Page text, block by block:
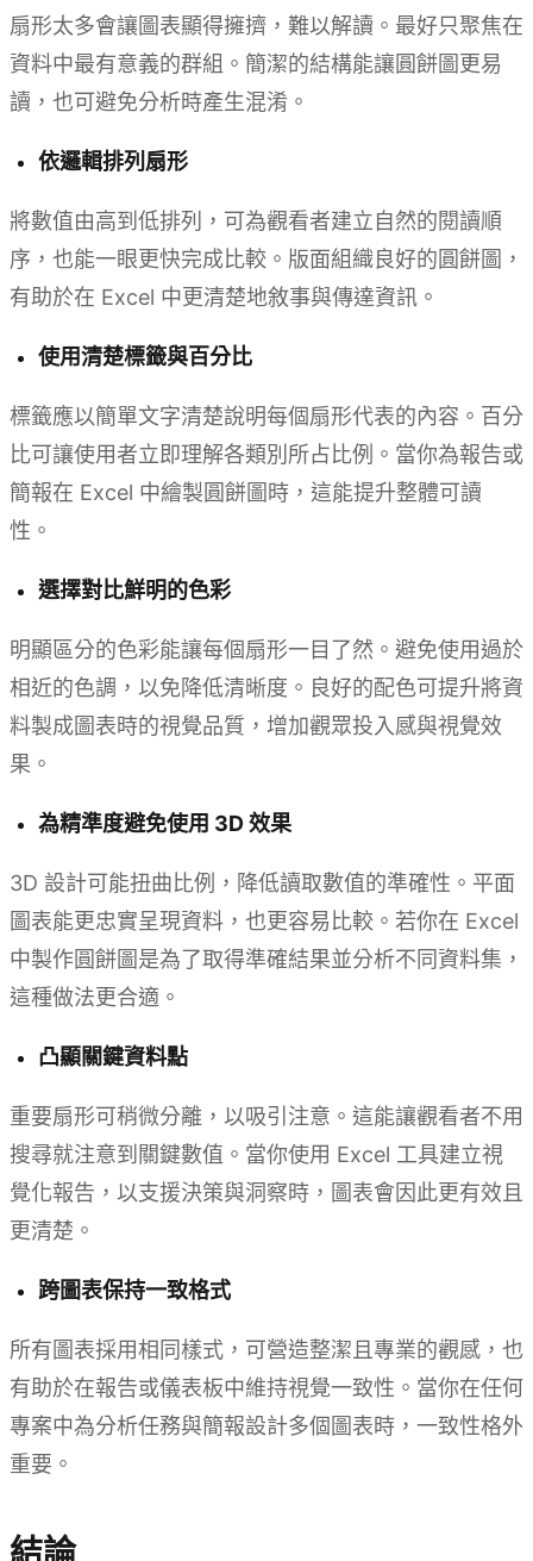
扇形太多會讓圖表顯得擁擠，難以解讀。最好只聚焦在
資料中最有意義的群組。簡潔的結構能讓圓餅圖更易
讀，也可避免分析時產生混淆。
依邏輯排列扇形
將數值由高到低排列，可為觀看者建立自然的閱讀順
序，也能一眼更快完成比較。版面組織良好的圓餅圖，
有助於在 Excel 中更清楚地敘事與傳達資訊。
使用清楚標籤與百分比
標籤應以簡單文字清楚說明每個扇形代表的內容。百分
比可讓使用者立即理解各類別所占比例。當你為報告或
簡報在 Excel 中繪製圓餅圖時，這能提升整體可讀
性。
選擇對比鮮明的色彩
明顯區分的色彩能讓每個扇形一目了然。避免使用過於
相近的色調，以免降低清晰度。良好的配色可提升將資
料製成圖表時的視覺品質，增加觀眾投入感與視覺效
果。
為精準度避免使用 3D 效果
3D 設計可能扭曲比例，降低讀取數值的準確性。平面
圖表能更忠實呈現資料，也更容易比較。若你在 Excel
中製作圓餅圖是為了取得準確結果並分析不同資料集，
這種做法更合適。
凸顯關鍵資料點
重要扇形可稍微分離，以吸引注意。這能讓觀看者不用
搜尋就注意到關鍵數值。當你使用 Excel 工具建立視
覺化報告，以支援決策與洞察時，圖表會因此更有效且
更清楚。
跨圖表保持一致格式
所有圖表採用相同樣式，可營造整潔且專業的觀感，也
有助於在報告或儀表板中維持視覺一致性。當你在任何
專案中為分析任務與簡報設計多個圖表時，一致性格外
重要。